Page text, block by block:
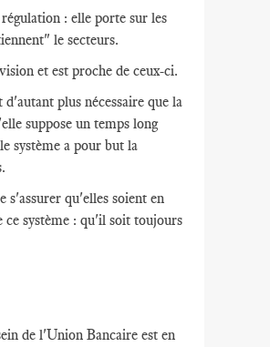
: elle porte sur les
le secteurs.
et est proche de ceux-ci.
plus nécessaire que la
suppose un temps long
système a pour but la
s'assurer qu'elles soient en
ce système : qu'il soit toujours
de l'Union Bancaire est en